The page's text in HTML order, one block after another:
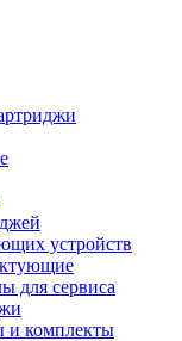
устройств
для сервиса
и комплекты